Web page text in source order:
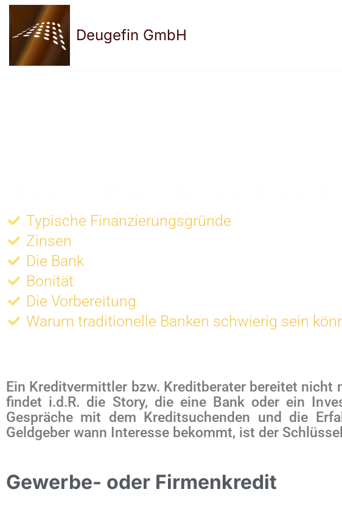
Zum
Inhalt
springen
Deugefin GmbH
Typische Finanzierungsgründe
Zinsen
Die Bank
Bonität
Die Vorbereitung
Warum traditionelle Banken schwierig sein
Ein Kreditvermittler bzw. Kreditberater bereitet nicht
findet i.d.R. die Story, die eine Bank oder ein
Gespräche mit dem Kreditsuchenden und die
Geldgeber wann Interesse bekommt, ist der
Gewerbe- oder Firmenkredit